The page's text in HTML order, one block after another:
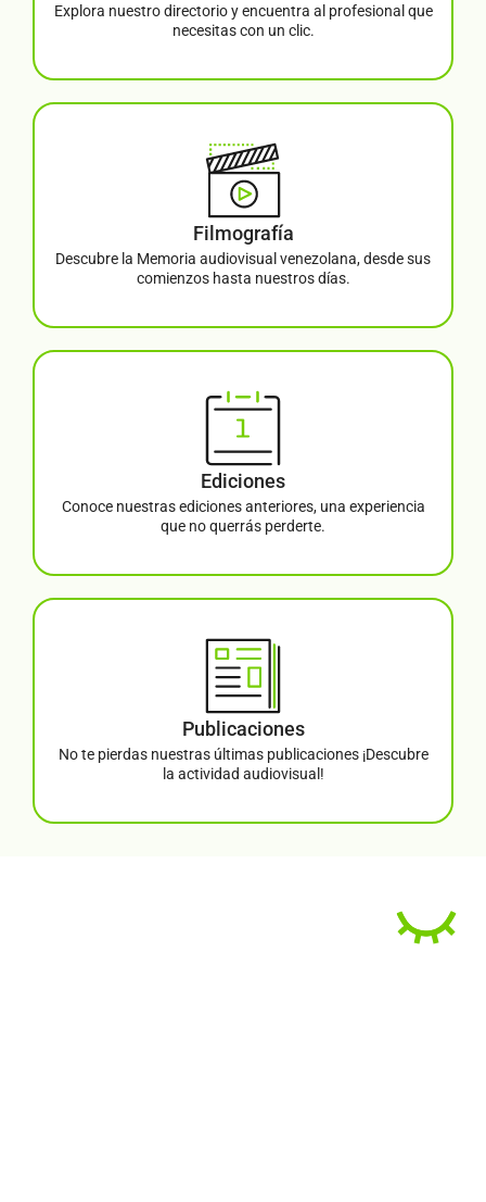
Explora nuestro directorio y encuentra al profesional que
necesitas con un clic.
Filmografía
Descubre la Memoria audiovisual venezolana, desde sus
comienzos hasta nuestros días.
Ediciones
Conoce nuestras ediciones anteriores, una experiencia
que no querrás perderte.
Publicaciones
No te pierdas nuestras últimas publicaciones ¡Descubre
la actividad audiovisual!